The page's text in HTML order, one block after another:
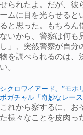
せられたよ。だが、彼
ームに目を光らせると
ると思った。もちろん
ないから、警察は何も
し」、突然警察が自分
物を調べられるのは、
い。
シクロワイアード、”モホ
ポガチャル「奇妙なレー
これから察するに、お
た様々なことを皮肉っ